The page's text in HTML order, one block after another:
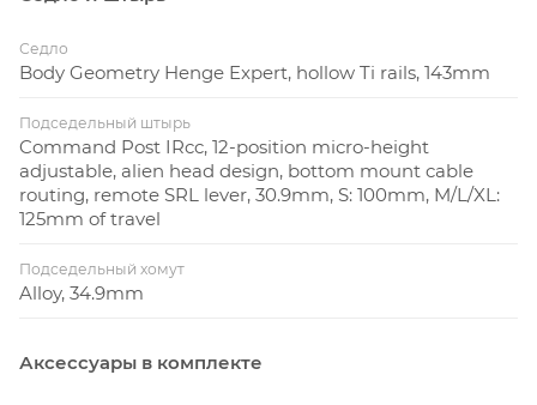
Седло
Body Geometry Henge Expert, hollow Ti rails, 143mm
Подседельный штырь
Command Post IRcc, 12-position micro-height
adjustable, alien head design, bottom mount cable
routing, remote SRL lever, 30.9mm, S: 100mm, M/L/XL:
125mm of travel
Подседельный хомут
Alloy, 34.9mm
Аксессуары в комплекте